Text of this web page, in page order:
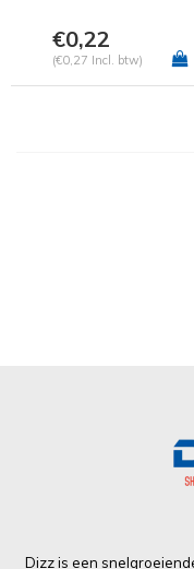
€0,22
(€0,27 Incl. btw)
Dizz is een